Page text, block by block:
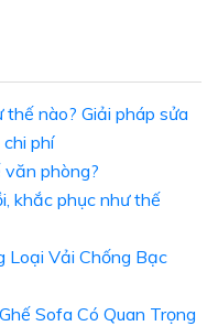
nào? Giải pháp sửa
phí
văn phòng?
khắc phục như thế
Loại Vải Chống Bạc
Sofa Có Quan Trọng